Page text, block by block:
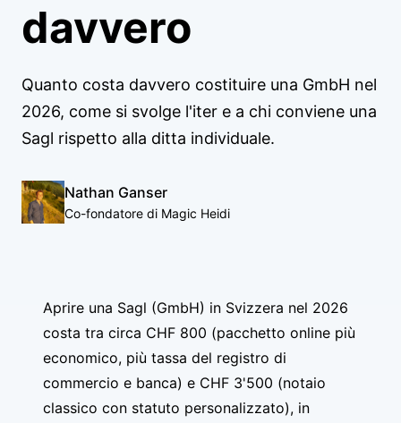
davvero
Quanto costa davvero costituire una GmbH nel
2026, come si svolge l'iter e a chi conviene una
Sagl rispetto alla ditta individuale.
Nathan Ganser
Co-fondatore di Magic Heidi
Aprire una Sagl (GmbH) in Svizzera nel 2026
costa tra circa CHF 800 (pacchetto online più
economico, più tassa del registro di
commercio e banca) e CHF 3'500 (notaio
classico con statuto personalizzato), in